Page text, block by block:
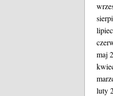
maj
luty